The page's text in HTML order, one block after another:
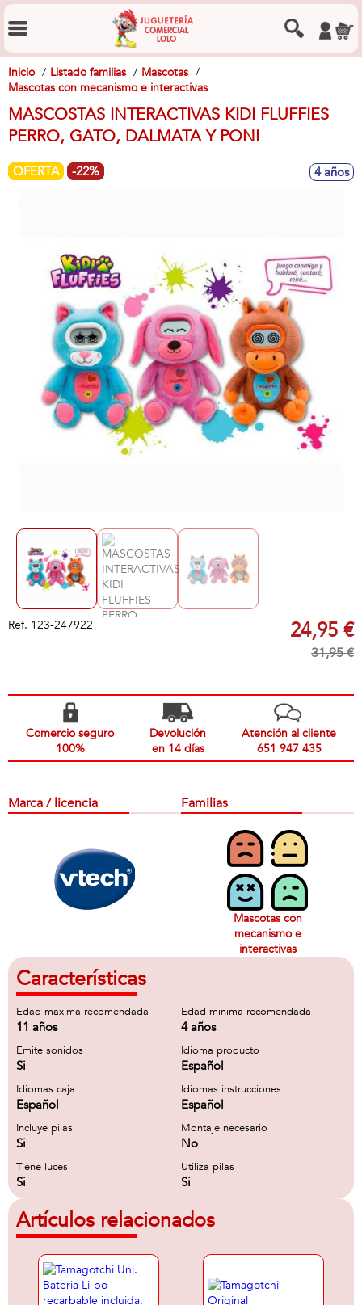
Inicio Listado familias
Mascotas
Mascotas con mecanismo e interactivas
MASCOSTAS INTERACTIVAS KIDI FLUFFIES
PERRO, GATO, DALMATA Y PONI
OFERTA -22% 4 años
Ref. 123-247922 24,95 €
31,95 €
Comercio seguro
100%
Devolución
en 14 días
Atención al cliente
651 947 435
Marca / licencia Familias
Mascotas con
mecanismo e
interactivas
Características
Edad maxima recomendada
11 años
Edad minima recomendada
4 años
Emite sonidos
Si
Idioma producto
Español
Idiomas caja
Español
Idiomas instrucciones
Español
Incluye pilas
Si
Montaje necesario
No
Tiene luces
Si
Utiliza pilas
Si
Artículos relacionados